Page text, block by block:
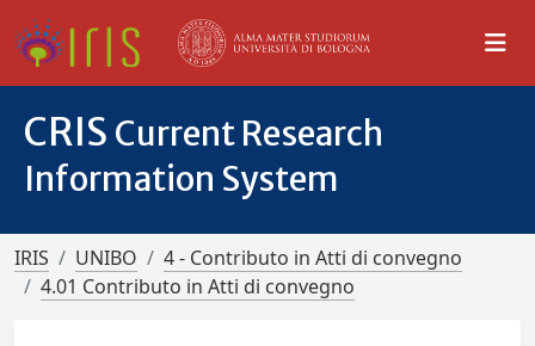
CRIS Current Research
Information System
IRIS UNIBO
4 - Contributo in Atti di convegno
4.01 Contributo in Atti di convegno